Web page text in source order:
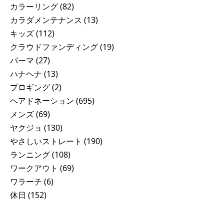
カラーリング(82)
カラダメンテナンス (13)
キッズ(112)
クラウドファンディング(19)
パーマ (27)
ハナヘナ (13)
プロギング(2)
ヘアドネーション (695)
メンズ(69)
ヤクジョ (130)
やさしいストレート (190)
ランニング(108)
ワークアウト (69)
ワラーチ (6)
休日 (152)